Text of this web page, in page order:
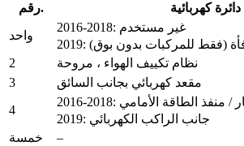
رقم.
دائرة كهربائية
واحد
2016-2018: غير مستخدم
مدفأة (فقط للمركبات بدون بوق)
2
نظام تكييف الهواء ، مروحة
3
مقعد كهربائي بجانب السائق
4
السيجار / منفذ الطاقة الأمامي
2019: جانب الراكب الكهربائي
خمسة
–